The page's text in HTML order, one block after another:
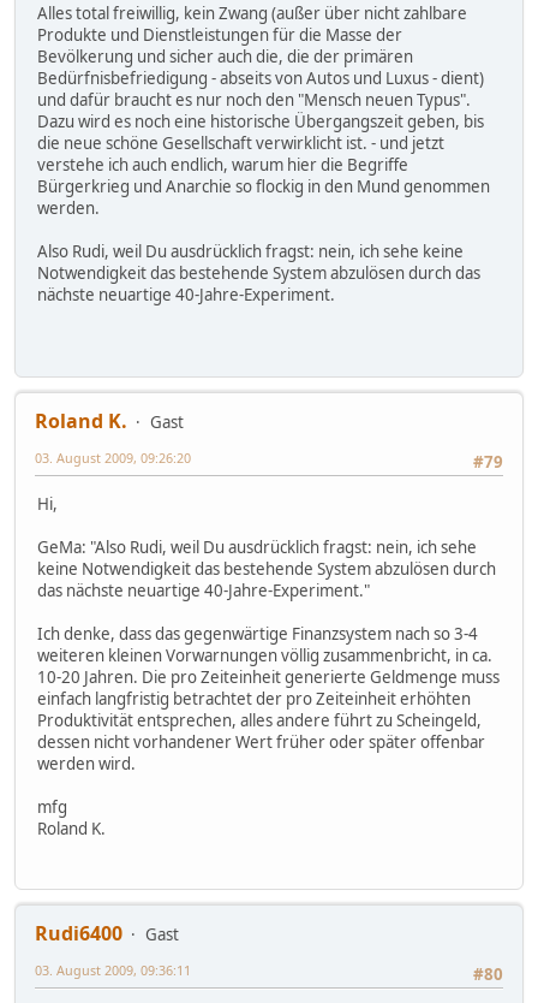
Alles total freiwillig, kein Zwang (außer über nicht zahlbare
Produkte und Dienstleistungen für die Masse der
Bevölkerung und sicher auch die, die der primären
Bedürfnisbefriedigung - abseits von Autos und Luxus - dient)
und dafür braucht es nur noch den "Mensch neuen Typus".
Dazu wird es noch eine historische Übergangszeit geben, bis
die neue schöne Gesellschaft verwirklicht ist. - und jetzt
verstehe ich auch endlich, warum hier die Begriffe
Bürgerkrieg und Anarchie so flockig in den Mund genommen
werden.
Also Rudi, weil Du ausdrücklich fragst: nein, ich sehe keine
Notwendigkeit das bestehende System abzulösen durch das
nächste neuartige 40-Jahre-Experiment.
Roland K.
Gast
#79
03. August 2009, 09:26:20
Hi,
GeMa: "Also Rudi, weil Du ausdrücklich fragst: nein, ich sehe
keine Notwendigkeit das bestehende System abzulösen durch
das nächste neuartige 40-Jahre-Experiment."
Ich denke, dass das gegenwärtige Finanzsystem nach so 3-4
weiteren kleinen Vorwarnungen völlig zusammenbricht, in ca.
10-20 Jahren. Die pro Zeiteinheit generierte Geldmenge muss
einfach langfristig betrachtet der pro Zeiteinheit erhöhten
Produktivität entsprechen, alles andere führt zu Scheingeld,
dessen nicht vorhandener Wert früher oder später offenbar
werden wird.
mfg
Roland K.
Rudi6400
Gast
#80
03. August 2009, 09:36:11